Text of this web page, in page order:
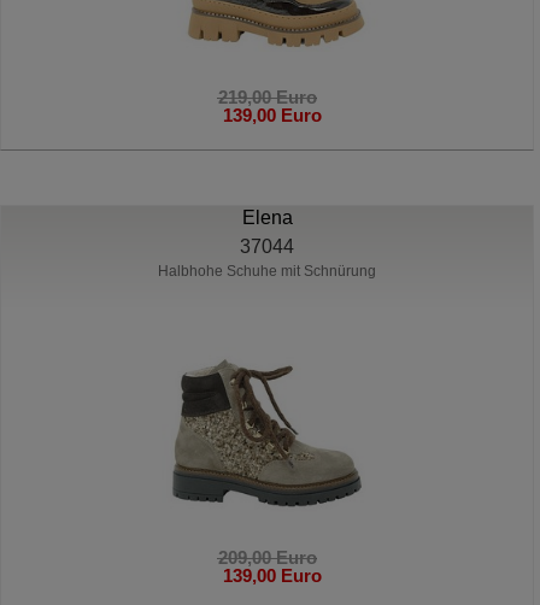
219,00 Euro
139,00 Euro
Elena
37044
Halbhohe Schuhe mit Schnürung
209,00 Euro
139,00 Euro